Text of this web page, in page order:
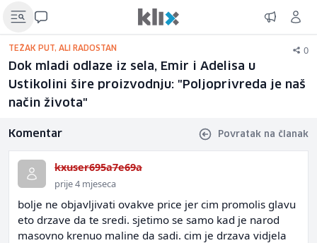
TEŽAK PUT, ALI RADOSTAN 0
Dok mladi odlaze iz sela, Emir i Adelisa u
Ustikolini šire proizvodnju: "Poljoprivreda je naš
način života"
Komentar Povratak na članak
kxuser695a7e69a
prije 4 mjeseca
bolje ne objavljivati ovakve price jer cim promolis glavu
eto drzave da te sredi. sjetimo se samo kad je narod
masovno krenuo maline da sadi. cim je drzava vidjela